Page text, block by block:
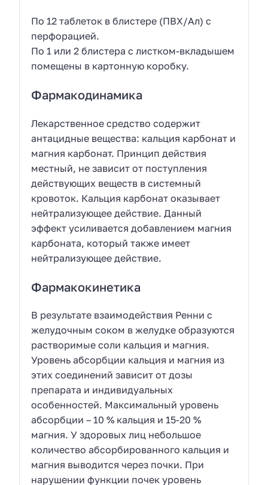
По 12 таблеток в блистере (ПВХ/Ал) с
перфорацией.
По 1 или 2 блистера с листком-вкладышем
помещены в картонную коробку.
Фармакодинамика
Лекарственное средство содержит
антацидные вещества: кальция карбонат и
магния карбонат. Принцип действия
местный, не зависит от поступления
действующих веществ в системный
кровоток. Кальция карбонат оказывает
нейтрализующее действие. Данный
эффект усиливается добавлением магния
карбоната, который также имеет
нейтрализующее действие.
Фармакокинетика
В результате взаимодействия Ренни с
желудочным соком в желудке образуются
растворимые соли кальция и магния.
Уровень абсорбции кальция и магния из
этих соединений зависит от дозы
препарата и индивидуальных
особенностей. Максимальный уровень
абсорбции – 10 % кальция и 15-20 %
магния. У здоровых лиц небольшое
количество абсорбированного кальция и
магния выводится через почки. При
нарушении функции почек уровень